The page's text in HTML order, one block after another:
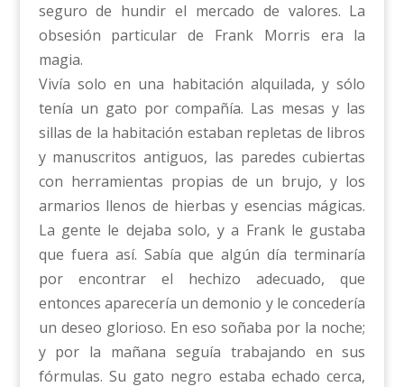
seguro de hundir el mercado de valores. La
obsesión particular de Frank Morris era la
magia.
Vivía solo en una habitación alquilada, y sólo
tenía un gato por compañía. Las mesas y las
sillas de la habitación estaban repletas de libros
y manuscritos antiguos, las paredes cubiertas
con herramientas propias de un brujo, y los
armarios llenos de hierbas y esencias mágicas.
La gente le dejaba solo, y a Frank le gustaba
que fuera así. Sabía que algún día terminaría
por encontrar el hechizo adecuado, que
entonces aparecería un demonio y le concedería
un deseo glorioso. En eso soñaba por la noche;
y por la mañana seguía trabajando en sus
fórmulas. Su gato negro estaba echado cerca,